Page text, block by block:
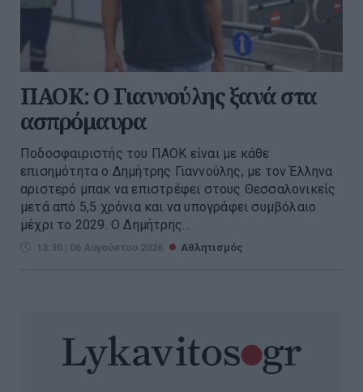
ΠΑΟΚ: Ο Γιαννούλης ξανά στα
ασπρόμαυρα
Ποδοσφαιριστής του ΠΑΟΚ είναι με κάθε
επισημότητα ο Δημήτρης Γιαννούλης, με τον Έλληνα
αριστερό μπακ να επιστρέφει στους Θεσσαλονικείς
μετά από 5,5 χρόνια και να υπογράφει συμβόλαιο
μέχρι το 2029. Ο Δημήτρης...
13:30 | 06 Αυγούστου 2026 Αθλητισμός